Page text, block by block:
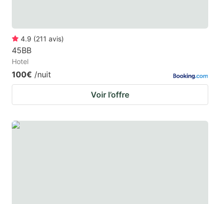
4.9 (211 avis)
45BB
Hotel
100€ /nuit
Voir l’offre